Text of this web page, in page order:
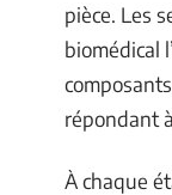
pièce. Les
biomédical
répondant
À chaque